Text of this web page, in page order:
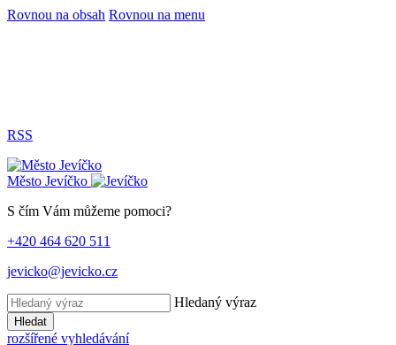
Rovnou na obsah Rovnou na menu
RSS
Město Jevíčko
S čím Vám můžeme pomoci?
+420 464 620 511
jevicko@jevicko.cz
Hledaný výraz
Hledat
rozšířené vyhledávání